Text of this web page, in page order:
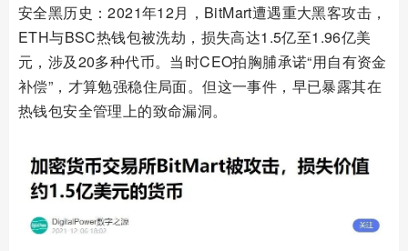
安全黑历史：2021年12月，BitMart遭遇重大黑客攻击，
ETH与BSC热钱包被洗劫，损失高达1.5亿至1.96亿美
元，涉及20多种代币。当时CEO拍胸脯承诺“用自有资金
补偿”，才算勉强稳住局面。但这一事件，早已暴露其在
热钱包安全管理上的致命漏洞。